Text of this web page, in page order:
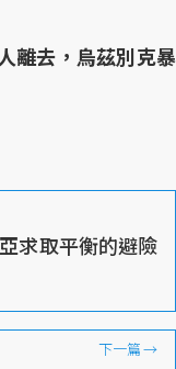
離去，烏茲別克暴
求取平衡的避險
下一篇→